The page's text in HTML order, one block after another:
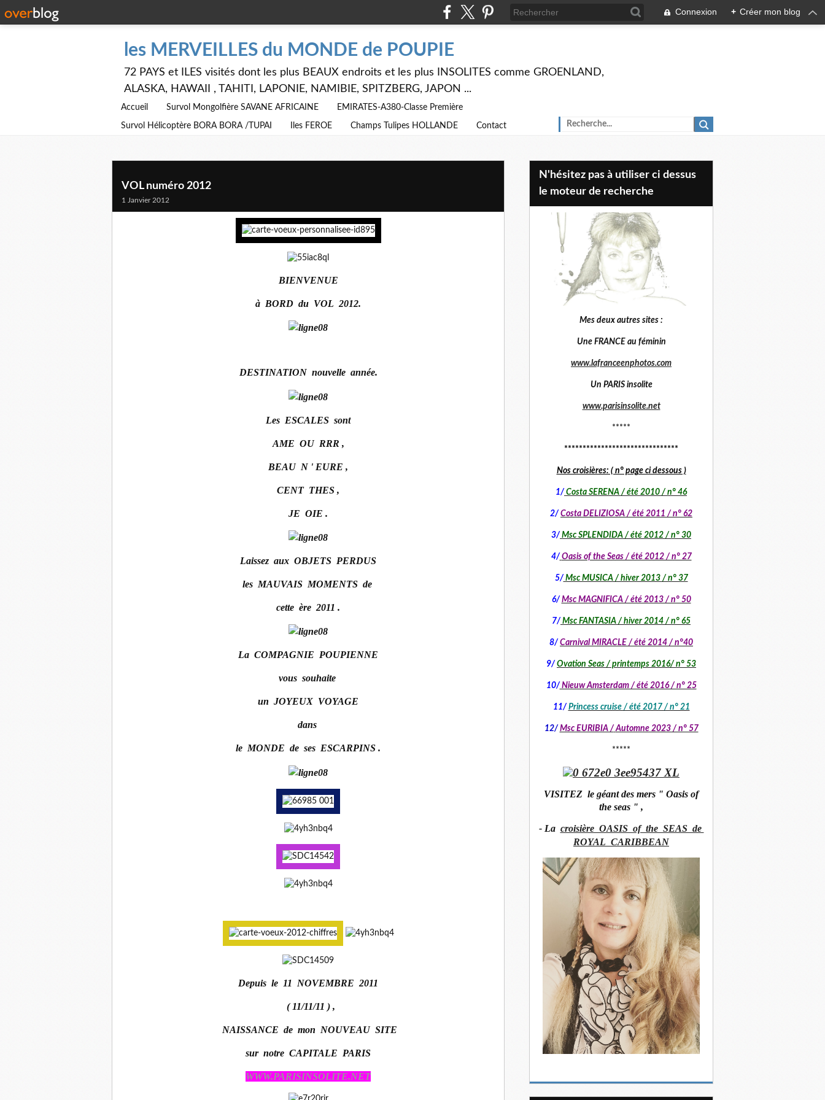
Connexion + Créer mon blog
les MERVEILLES du MONDE de POUPIE
72 PAYS et ILES visités dont les plus BEAUX endroits et les plus INSOLITES comme GROENLAND,
ALASKA, HAWAII , TAHITI, LAPONIE, NAMIBIE, SPITZBERG, JAPON ...
Accueil Survol Mongolfière SAVANE AFRICAINE EMIRATES-A380-Classe Première
Survol Hélicoptère BORA BORA /TUPAI Iles FEROE Champs Tulipes HOLLANDE Contact
VOL numéro 2012
1 Janvier 2012
BIENVENUE
à BORD du VOL 2012.
DESTINATION nouvelle année.
Les ESCALES sont
AME OU RRR ,
BEAU N ' EURE ,
CENT THES ,
JE OIE .
Laissez aux OBJETS PERDUS
les MAUVAIS MOMENTS de
cette ère 2011 .
La COMPAGNIE POUPIENNE
vous souhaite
un JOYEUX VOYAGE
dans
le MONDE de ses ESCARPINS .
Depuis le 11 NOVEMBRE 2011
( 11/11/11 ) ,
NAISSANCE de mon NOUVEAU SITE
sur notre CAPITALE PARIS
WWW.PARISINSOLITE.NET
N'hésitez pas à utiliser ci dessus
le moteur de recherche
Mes deux autres sites :
Une FRANCE au féminin
www.lafranceenphotos.com
Un PARIS insolite
www.parisinsolite.net
*****
*******************************
Nos croisières: ( n° page ci dessous )
1/ Costa SERENA / été 2010 / n° 46
2/ Costa DELIZIOSA / été 2011 / n° 62
3/ Msc SPLENDIDA / été 2012 / n° 30
4/ Oasis of the Seas / été 2012 / n° 27
5/Msc MUSICA / hiver 2013 / n° 37
6/ Msc MAGNIFICA / été 2013 / n° 50
7/ Msc FANTASIA / hiver 2014 / n° 65
8/ Carnival MIRACLE / été 2014 / n°40
9/ Ovation Seas / printemps 2016/ n° 53
10/Nieuw Amsterdam / été 2016 / n° 25
11/ Princess cruise / été 2017 / n° 21
12/ Msc EURIBIA / Automne 2023 / n° 57
*****
VISITEZ le géant des mers " Oasis of
the seas " ,
- La croisière OASIS of the SEAS de
ROYAL CARIBBEAN